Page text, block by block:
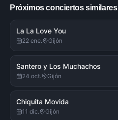
Próximos conciertos similares
La La Love You
22 ene. Gijón
Santero y Los Muchachos
24 oct. Gijón
Chiquita Movida
11 dic. Gijón